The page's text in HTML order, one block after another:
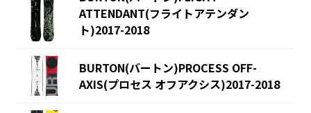
ATTENDANT(フライトアテンダン
ト)2017-2018
BURTON(バートン)PROCESS OFF-
AXIS(プロセス オフアクシス)2017-2018